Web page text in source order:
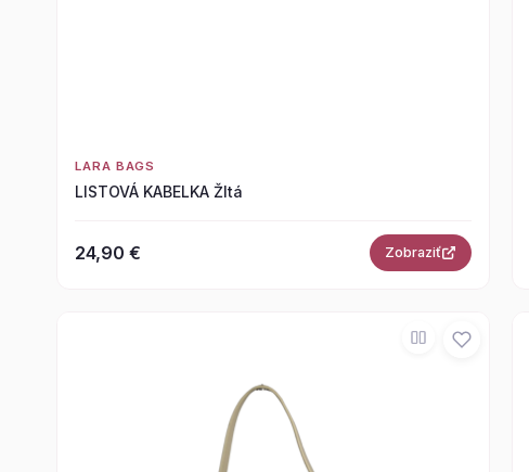
LARA BAGS
LISTOVÁ KABELKA Žltá
24,90 € Zobraziť